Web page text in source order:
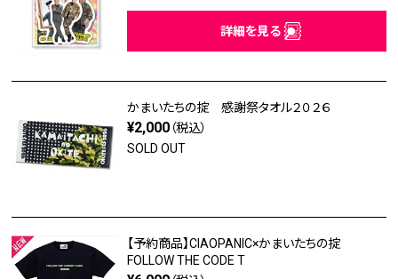
詳細を見る
かまいたちの掟 感謝祭タオル２０２６
¥2,000 （税込）
SOLD OUT
【予約商品】CIAOPANIC×かまいたちの掟
FOLLOW THE CODE T